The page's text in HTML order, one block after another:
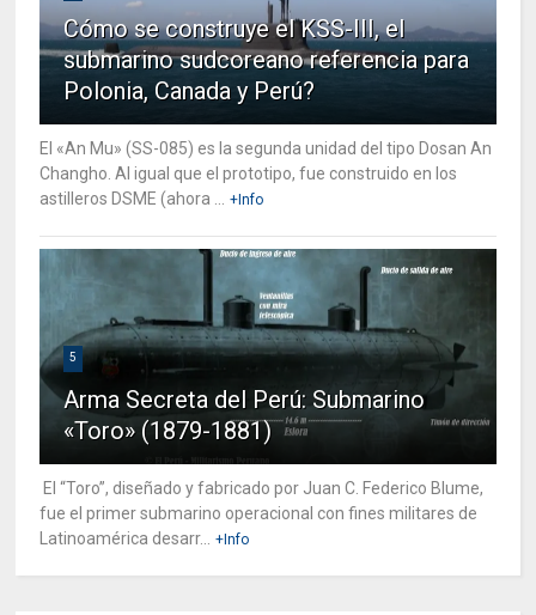
Cómo se construye el KSS-III, el
submarino sudcoreano referencia para
Polonia, Canada y Perú?
El «An Mu» (SS-085) es la segunda unidad del tipo Dosan An
Changho. Al igual que el prototipo, fue construido en los
astilleros DSME (ahora ...
+Info
5
Arma Secreta del Perú: Submarino
«Toro» (1879-1881)
El “Toro”, diseñado y fabricado por Juan C. Federico Blume,
fue el primer submarino operacional con fines militares de
Latinoamérica desarr...
+Info